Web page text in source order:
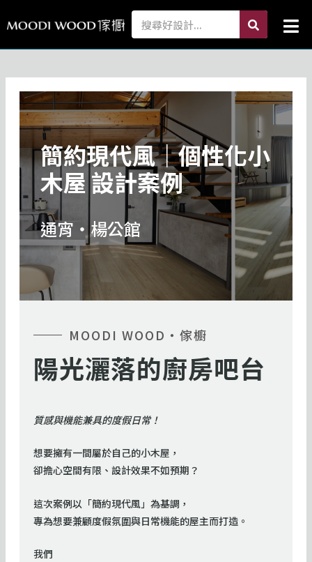
至
內
Search search
簡約現代風｜個性化小
木屋 設計案例
通宵・楊公館
MOODI WOOD・傢櫥
陽光灑落的廚房吧台
質感與機能兼具的度假日常！
想要擁有一間屬於自己的小木屋，
卻擔心空間有限、設計效果不如預期？
這次案例以「簡約現代風」為基調，
專為想要兼顧度假氛圍與日常機能的屋主而打造。
我們